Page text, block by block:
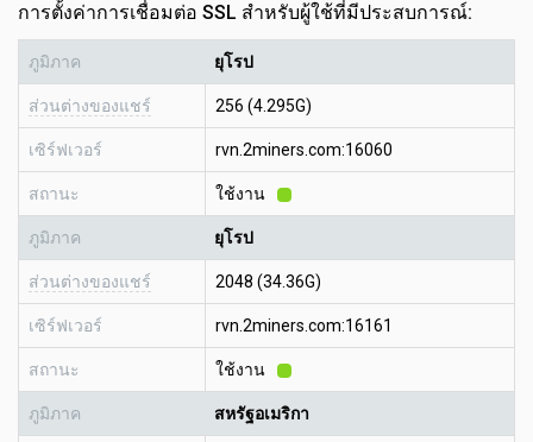
การตั้งค่าการเชื่อมต่อ SSL สำหรับผู้ใช้ที่มีประสบการณ์:
ภูมิภาค ยุโรป
ส่วนต่างของแชร์ 256 (4.295G)
เซิร์ฟเวอร์ rvn.2miners.com:16060
สถานะ ใช้งาน
ภูมิภาค ยุโรป
ส่วนต่างของแชร์ 2048 (34.36G)
เซิร์ฟเวอร์ rvn.2miners.com:16161
สถานะ ใช้งาน
ภูมิภาค สหรัฐอเมริกา